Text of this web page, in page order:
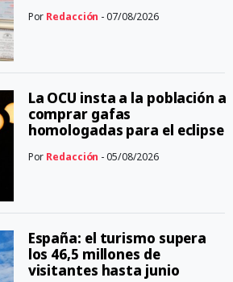
Por Redacción - 07/08/2026
La OCU insta a la población a
comprar gafas
homologadas para el eclipse
Por Redacción - 05/08/2026
España: el turismo supera
los 46,5 millones de
visitantes hasta junio